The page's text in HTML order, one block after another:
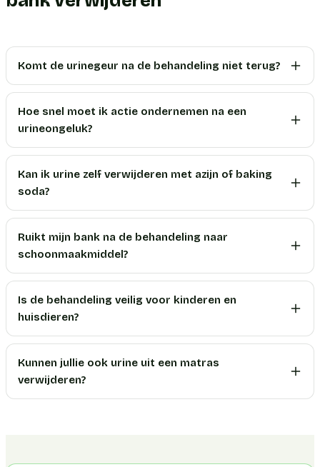
Komt de urinegeur na de behandeling niet terug?
Hoe snel moet ik actie ondernemen na een
urineongeluk?
Kan ik urine zelf verwijderen met azijn of baking
soda?
Ruikt mijn bank na de behandeling naar
schoonmaakmiddel?
Is de behandeling veilig voor kinderen en
huisdieren?
Kunnen jullie ook urine uit een matras
verwijderen?